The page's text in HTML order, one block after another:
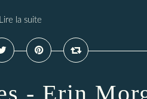
Lire la suite
- Erin